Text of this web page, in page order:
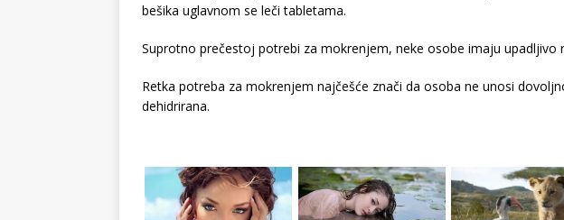
bešika uglavnom se leči tabletama.
Suprotno prečestoj potrebi za mokrenjem, neke osobe imaju upadljivo
Retka potreba za mokrenjem najčešće znači da osoba ne unosi
dehidrirana.